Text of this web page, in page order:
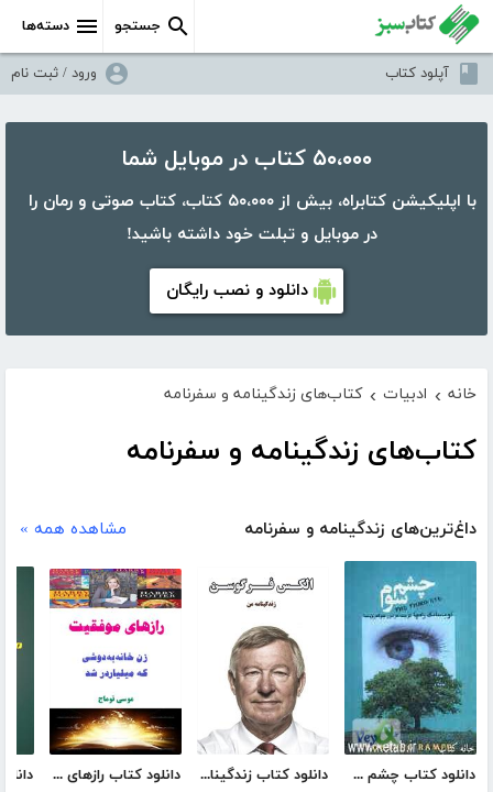
دسته‌ها جستجو
آپلود کتاب ورود / ثبت نام
۵۰،۰۰۰ کتاب در موبایل شما
با اپلیکیشن کتابراه، بیش از ۵۰،۰۰۰ کتاب، کتاب صوتی و رمان را
در موبایل و تبلت خود داشته باشید!
دانلود و نصب رایگان
خانه › ادبیات › کتاب‌های زندگینامه و سفرنامه
کتاب‌های زندگینامه و سفرنامه
داغ‌ترین‌های زندگینامه و سفرنامه مشاهده همه »
دانلود کتاب چشم سوم - درباره عرفان تبتی دانلود کتاب زندگینامه الکس فرگوسن دانلود کتاب رازهای موفقیت زن خانه به دوشی که میلیاردر شد